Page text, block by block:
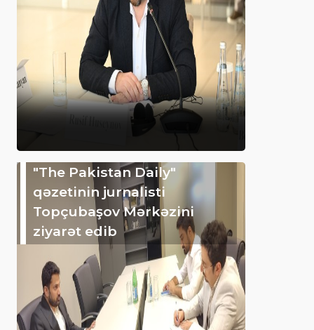
"The Pakistan Daily"
qəzetinin jurnalisti
Topçubaşov Mərkəzini
ziyarət edib